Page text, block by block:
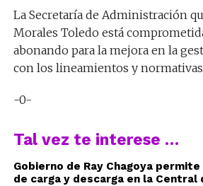
La Secretaría de Administración
Morales Toledo está
abonando para la mejora en la
con los lineamientos y
-0-
Tal vez te interese …
Gobierno de Ray Chagoya
de carga y descarga en la Central